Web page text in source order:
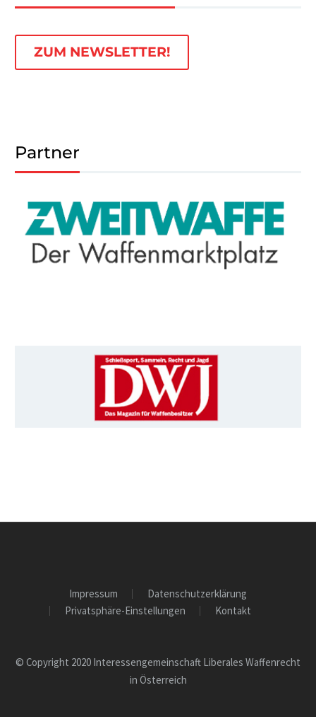
ZUM NEWSLETTER!
Partner
Impressum
Datenschutzerklärung
Privatsphäre-Einstellungen
Kontakt
© Copyright 2020 Interessengemeinschaft Liberales Waffenrecht
in Österreich